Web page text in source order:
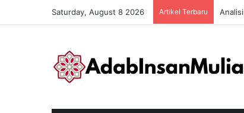
Saturday, August 8 2026 Artikel Terbaru